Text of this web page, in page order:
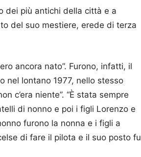
dei più antichi della città e a
del suo mestiere, erede di terza
ancora nato”. Furono, infatti, il
nel lontano 1977, nello stesso
c’era niente”. “È stata sempre
di nonno e poi i figli Lorenzo e
furono la nonna e i figli a
di fare il pilota e il suo posto fu